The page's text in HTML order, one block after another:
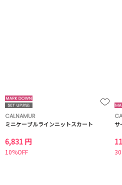
CALNAMUR
ミニケーブルラインニットスカート
6,831 円
10%OFF
サ